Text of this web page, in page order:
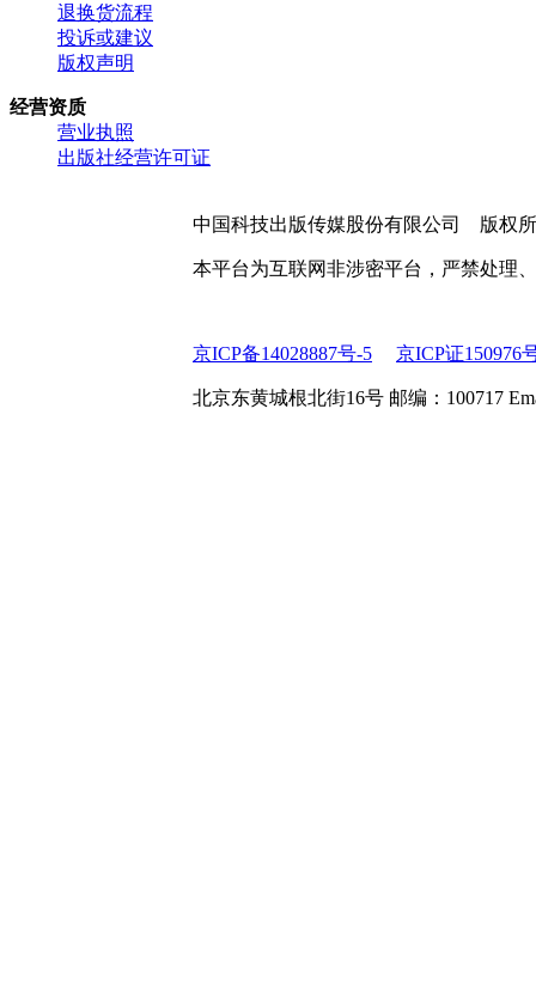
退换货流程
投诉或建议
版权声明
经营资质
营业执照
出版社经营许可证
中国科技出版传媒股份有限公司 版权
本平台为互联网非涉密平台，严禁处理
京ICP备14028887号-5 京ICP证150976
北京东黄城根北街16号 邮编：100717